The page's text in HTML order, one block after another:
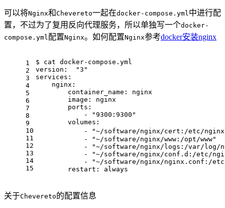
可以将Nginx和Chevereto一起在docker-compose.yml中进行配
置，不过为了复用反向代理服务，所以单独写一个docker-
compose.yml配置Nginx。如何配置Nginx参考docker安装nginx
1
2
3
4
5
6
7
8
9
10
11
12
13
14
15
$ cat docker-compose.yml
version:  "3"
services:
    nginx:
        container_name: nginx
        image: nginx
        ports:
            - "9300:9300"
        volumes:
- "~/software/nginx/cert:/etc/
            - "~/software/nginx/www:/opt/www"
- "~/software/nginx/logs:/var/log/
- "~/software/nginx/conf.d:/etc/
- "~/software/nginx/nginx.conf:/
        restart: always
关于Chevereto的配置信息